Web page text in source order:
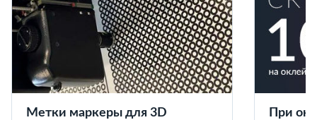
Метки маркеры для 3D
При